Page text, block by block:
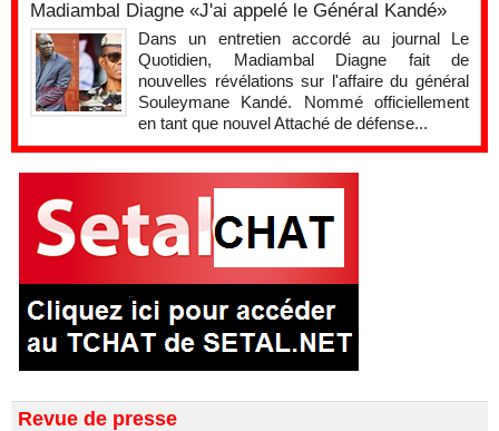
Madiambal Diagne «J'ai appelé le Général Kandé»
Dans un entretien accordé au journal Le
Quotidien, Madiambal Diagne fait de
nouvelles révélations sur l'affaire du général
Souleymane Kandé. Nommé officiellement
en tant que nouvel Attaché de défense...
Revue de presse